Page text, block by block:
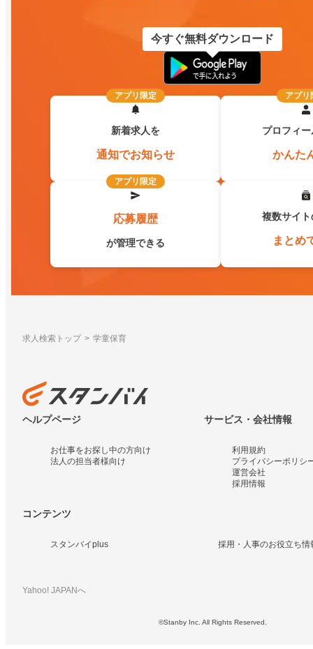
今すぐ無料ダウンロード
アプリ限定
新着求人を
通知でお知らせ
アプリ
プロフィ
かんた
アプリ限定
応募履歴
が管理できる
複数サイ
まとめ
求人検索トップ 学童保育
ヘルプページ
お仕事をお探し中の方向け
法人の担当者様向け
サービス・会社情報
利用規約
プライバシーポリシ
運営会社
採用情報
コンテンツ
スタンバイplus 採用・人事のお役立ち情
Yahoo! JAPANへ
©Stanby Inc. All Rights Reserved.